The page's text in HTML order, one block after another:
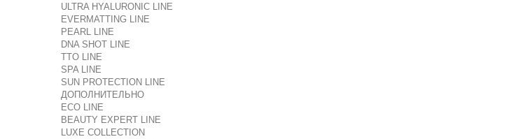
ULTRA HYALURONIC LINE
EVERMATTING LINE
PEARL LINE
DNA SHOT LINE
TTO LINE
SPA LINE
SUN PROTECTION LINE
ДОПОЛНИТЕЛЬНО
ECO LINE
BEAUTY EXPERT LINE
LUXE COLLECTION